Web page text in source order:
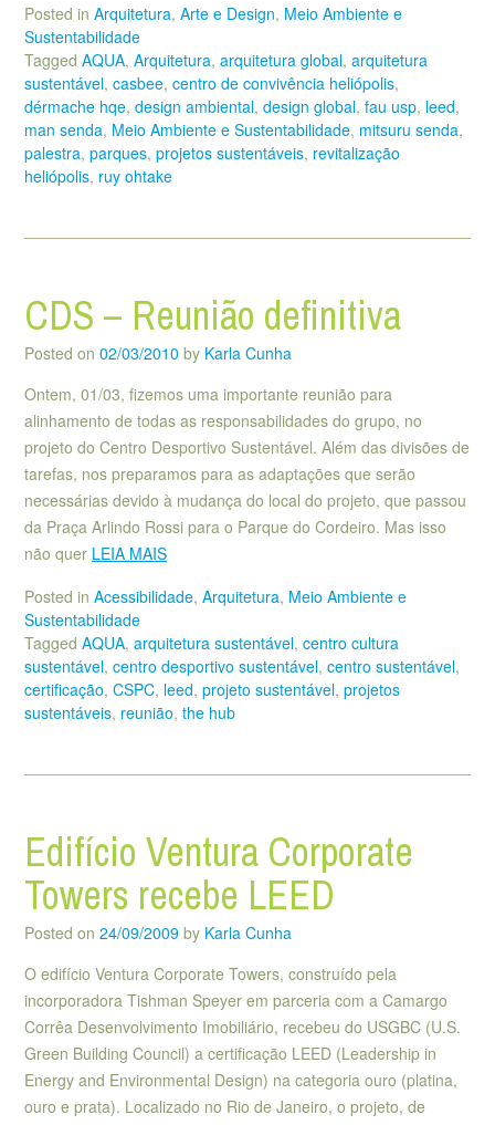
Posted in Arquitetura, Arte e Design, Meio Ambiente e
Sustentabilidade
Tagged AQUA, Arquitetura, arquitetura global, arquitetura
sustentável, casbee, centro de convivência heliópolis,
dérmache hqe, design ambiental, design global, fau usp, leed,
man senda, Meio Ambiente e Sustentabilidade, mitsuru senda,
palestra, parques, projetos sustentáveis, revitalização
heliópolis, ruy ohtake
CDS – Reunião definitiva
Posted on 02/03/2010 by Karla Cunha
Ontem, 01/03, fizemos uma importante reunião para
alinhamento de todas as responsabilidades do grupo, no
projeto do Centro Desportivo Sustentável. Além das divisões de
tarefas, nos preparamos para as adaptações que serão
necessárias devido à mudança do local do projeto, que passou
da Praça Arlindo Rossi para o Parque do Cordeiro. Mas isso
não quer LEIA MAIS
Posted in Acessibilidade, Arquitetura, Meio Ambiente e
Sustentabilidade
Tagged AQUA, arquitetura sustentável, centro cultura
sustentável, centro desportivo sustentável, centro sustentável,
certificação, CSPC, leed, projeto sustentável, projetos
sustentáveis, reunião, the hub
Edifício Ventura Corporate
Towers recebe LEED
Posted on 24/09/2009 by Karla Cunha
O edifício Ventura Corporate Towers, construído pela
incorporadora Tishman Speyer em parceria com a Camargo
Corrêa Desenvolvimento Imobiliário, recebeu do USGBC (U.S.
Green Building Council) a certificação LEED (Leadership in
Energy and Environmental Design) na categoria ouro (platina,
ouro e prata). Localizado no Rio de Janeiro, o projeto, de